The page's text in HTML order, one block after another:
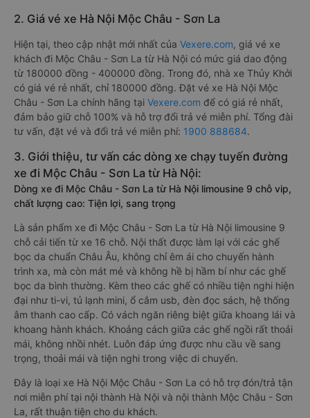
2. Giá vé xe Hà Nội Mộc Châu - Sơn La
Hiện tại, theo cập nhật mới nhất của Vexere.com, giá vé xe
khách đi Mộc Châu - Sơn La từ Hà Nội có mức giá dao động
từ 180000 đồng - 400000 đồng. Trong đó, nhà xe Thủy Khởi
có giá vé rẻ nhất, chỉ 180000 đồng. Đặt vé xe Hà Nội Mộc
Châu - Sơn La chính hãng tại Vexere.com để có giá rẻ nhất,
đảm bảo giữ chỗ 100% và hỗ trợ đổi trả vé miễn phí. Tổng đài
tư vấn, đặt vé và đổi trả vé miễn phí: 1900 888684.
3. Giới thiệu, tư vấn các dòng xe chạy tuyến đường
xe đi Mộc Châu - Sơn La từ Hà Nội:
Dòng xe đi Mộc Châu - Sơn La từ Hà Nội limousine 9 chỗ vip,
chất lượng cao: Tiện lợi, sang trọng
Là sản phẩm xe đi Mộc Châu - Sơn La từ Hà Nội limousine 9
chỗ cải tiến từ xe 16 chỗ. Nội thất được làm lại với các ghế
bọc da chuẩn Châu Âu, không chỉ êm ái cho chuyến hành
trình xa, mà còn mát mẻ và không hề bị hầm bí như các ghế
bọc da bình thường. Kèm theo các ghế có nhiều tiện nghi hiện
đại như ti-vi, tủ lạnh mini, ổ cắm usb, đèn đọc sách, hệ thống
âm thanh cao cấp. Có vách ngăn riêng biệt giữa khoang lái và
khoang hành khách. Khoảng cách giữa các ghế ngồi rất thoải
mái, không nhồi nhét. Luôn đáp ứng được nhu cầu về sang
trọng, thoải mái và tiện nghi trong việc di chuyển.
Đây là loại xe Hà Nội Mộc Châu - Sơn La có hỗ trợ đón/trả tận
nơi miễn phí tại nội thành Hà Nội và nội thành Mộc Châu - Sơn
La, rất thuận tiện cho du khách.